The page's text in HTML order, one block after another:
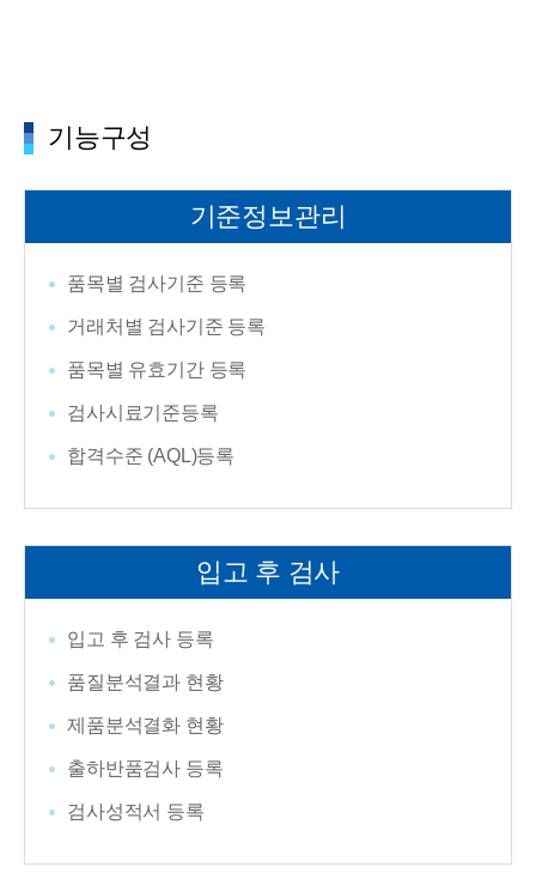
기능구성
기준정보관리
품목별 검사기준 등록
거래처별 검사기준 등록
품목별 유효기간 등록
검사시료기준등록
합격수준 (AQL)등록
입고 후 검사
입고 후 검사 등록
품질분석결과 현황
제품분석결화 현황
출하반품검사 등록
검사성적서 등록